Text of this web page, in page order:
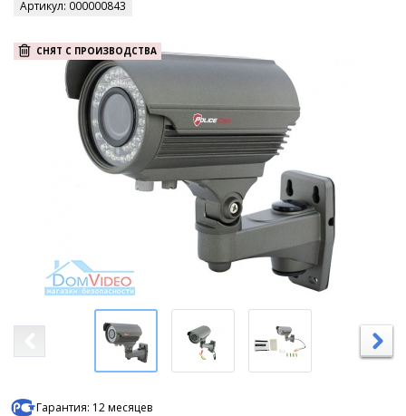
Артикул: 000000843
СНЯТ С ПРОИЗВОДСТВА
Гарантия: 12 месяцев